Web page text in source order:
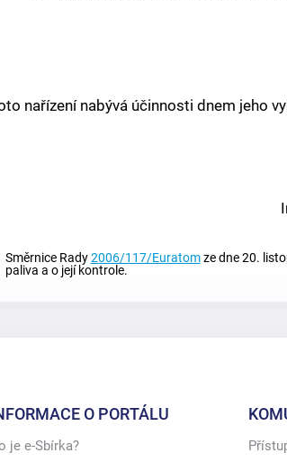
nařízení nabývá účinnosti dnem jeho
Směrnice Rady2006/117/Euratomze dne 20.
paliva a o její kontrole.
O PORTÁLU
je e-Sbírka?